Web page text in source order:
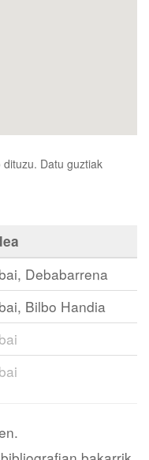
Datu guztiak
Debabarrena
Bilbo Handia